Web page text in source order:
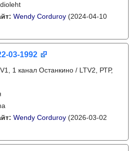
Wendy Corduroy (2024-04-10
03-1992
1 канал Останкино / LTV2, РТР,
Wendy Corduroy (2026-03-02